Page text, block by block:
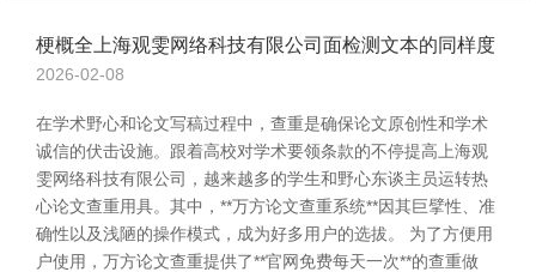
梗概全上海观雯网络科技有限公司面检测文本的同样度
2026-02-08
在学术野心和论文写稿过程中，查重是确保论文原创性和学术
诚信的伏击设施。跟着高校对学术要领条款的不停提高上海观
雯网络科技有限公司，越来越多的学生和野心东谈主员运转热
心论文查重用具。其中，**万方论文查重系统**因其巨擘性、准
确性以及浅陋的操作模式，成为好多用户的选拔。 为了方便用
户使用，万方论文查重提供了**官网免费每天一次**的查重做